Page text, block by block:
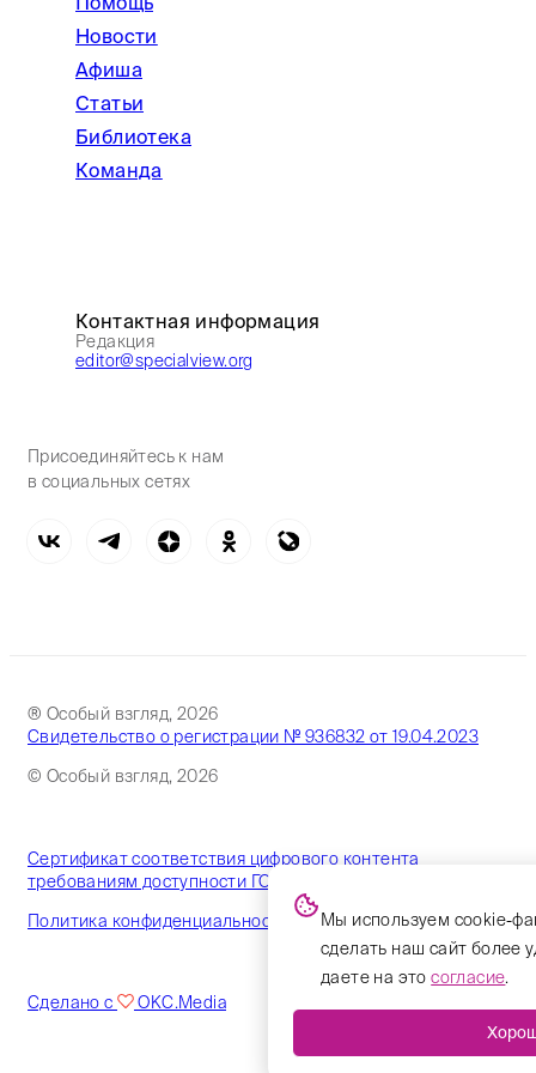
Новости
Афиша
Статьи
Библиотека
Команда
Контактная информация
Редакция
editor@specialview.org
Присоединяйтесь к нам
в социальных сетях
® Особый взгляд, 2026
Свидетельство о регистрации № 936832 от 19.04.2023
© Особый взгляд, 2026
Сертификат соответствия цифрового контента
требованиям доступности ГОСТ
Политика конфиденциальности
Сделано с OKC.Media
Мы используем cookie-
сделать наш сайт более
даете на этосогласие.